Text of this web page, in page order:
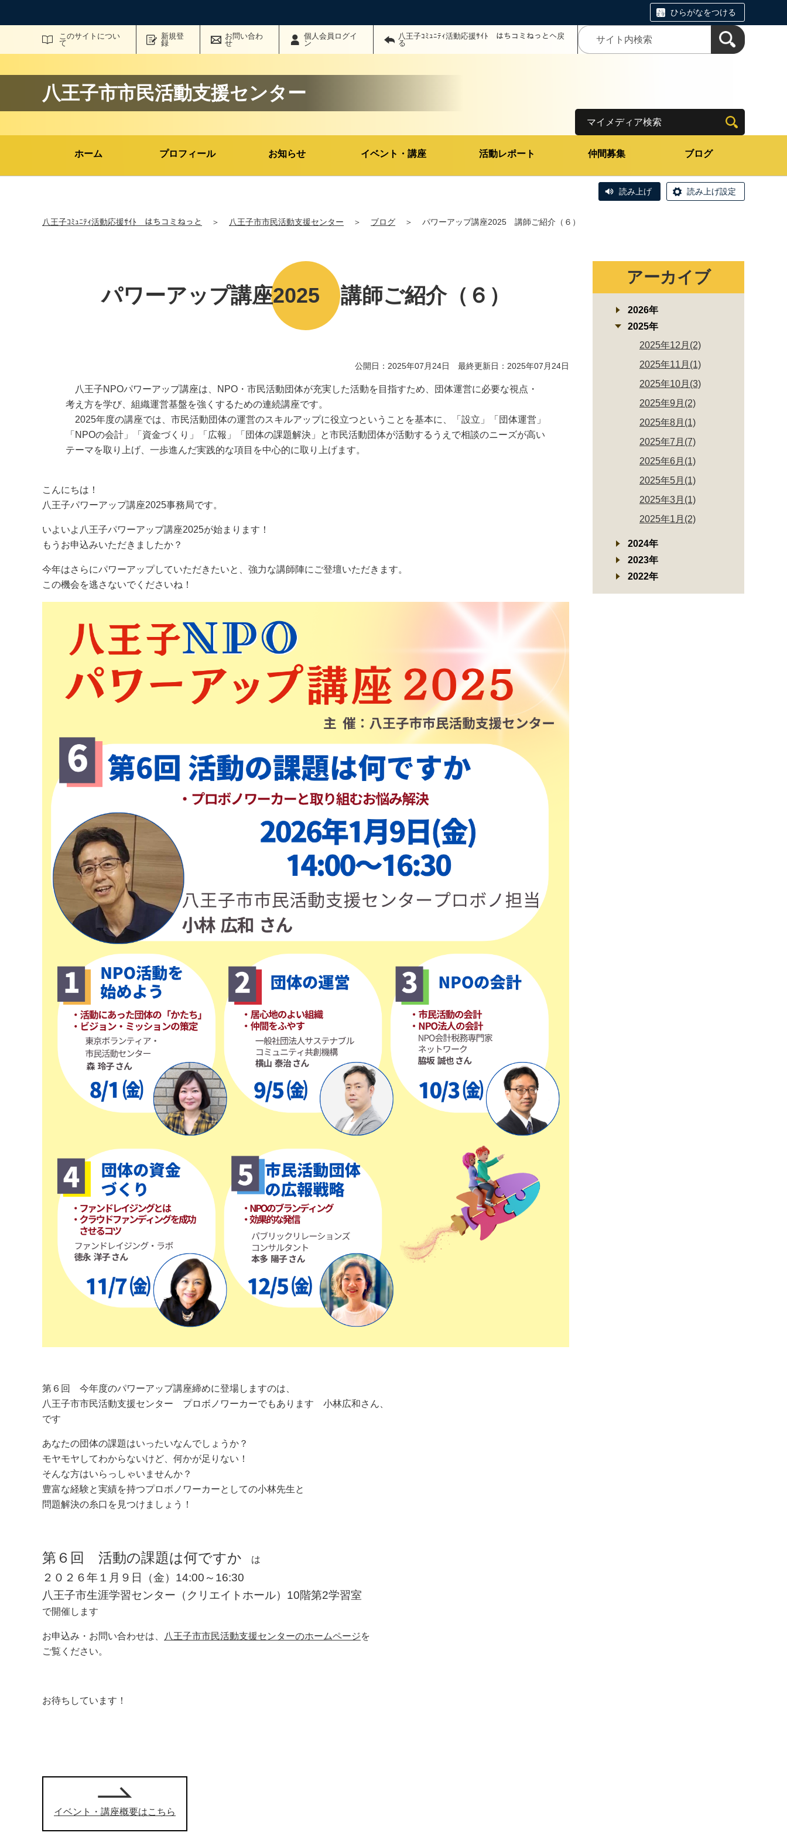
ひらがなをつける
このサイトについ
て
新規登
録
お問い合わ
せ
個人会員ログイ
ン
八王子ｺﾐｭﾆﾃｨ活動応援ｻｲﾄ はちコミねっとへ戻
る
サイト内検索
八王子市市民活動支援センター
ホーム プロフィール お知らせ イベント・講座 活動レポート 仲間募集 ブログ
マイメディア検索
読み上げ 読み上げ設定
八王子ｺﾐｭﾆﾃｨ活動応援ｻｲﾄ はちコミねっと ＞ 八王子市市民活動支援センター ＞ ブログ ＞ パワーアップ講座2025 講師ご紹介（６）
パワーアップ講座2025 講師ご紹介（６）
公開日：2025年07月24日 最終更新日：2025年07月24日
八王子NPOパワーアップ講座は、NPO・市民活動団体が充実した活動を目指すため、団体運営に必要な視点・
考え方を学び、組織運営基盤を強くするための連続講座です。
2025年度の講座では、市民活動団体の運営のスキルアップに役立つということを基本に、「設立」「団体運営」
「NPOの会計」「資金づくり」「広報」「団体の課題解決」と市民活動団体が活動するうえで相談のニーズが高い
テーマを取り上げ、一歩進んだ実践的な項目を中心的に取り上げます。
こんにちは！
八王子パワーアップ講座2025事務局です。
いよいよ八王子パワーアップ講座2025が始まります！
もうお申込みいただきましたか？
今年はさらにパワーアップしていただきたいと、強力な講師陣にご登壇いただきます。
この機会を逃さないでくださいね！
第６回 今年度のパワーアップ講座締めに登場しますのは、
八王子市市民活動支援センター プロボノワーカーでもあります 小林広和さん、
です
あなたの団体の課題はいったいなんでしょうか？
モヤモヤしてわからないけど、何かが足りない！
そんな方はいらっしゃいませんか？
豊富な経験と実績を持つプロボノワーカーとしての小林先生と
問題解決の糸口を見つけましょう！
第６回 活動の課題は何ですか は
２０２６年１月９日（金）14:00～16:30
八王子市生涯学習センター（クリエイトホール）10階第2学習室
で開催します
お申込み・お問い合わせは、 八王子市市民活動支援センターのホームページを
ご覧ください。
お待ちしています！
イベント・講座概要はこちら
アーカイブ
2026年
2025年
2025年12月(2)
2025年11月(1)
2025年10月(3)
2025年9月(2)
2025年8月(1)
2025年7月(7)
2025年6月(1)
2025年5月(1)
2025年3月(1)
2025年1月(2)
2024年
2023年
2022年